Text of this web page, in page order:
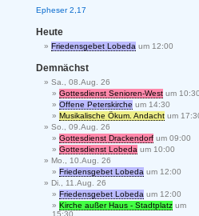
Epheser 2,17
Heute
Friedensgebet Lobeda um 12:00
Demnächst
Sa., 08.Aug. 26
Gottesdienst Senioren-West um 10:30
Offene Peterskirche um 14:30
Musikalische Ökum. Andacht um
So., 09.Aug. 26
Gottesdienst Drackendorf um 09:00
Gottesdienst Lobeda um 10:00
Mo., 10.Aug. 26
Friedensgebet Lobeda um 12:00
Di., 11.Aug. 26
Friedensgebet Lobeda um 12:00
Kirche außer Haus - Stadtplatz um
15:30